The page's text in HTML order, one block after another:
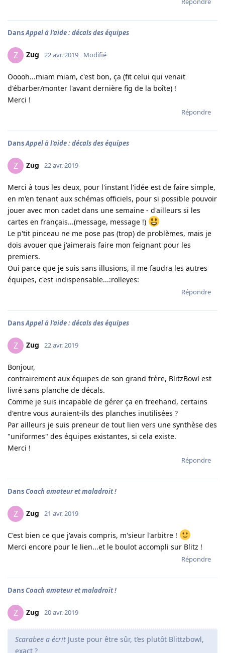
DansAppel à l'aide : décals des équipes
Z Zug 22 avr. 2019 Modifié
Ooooh...miam miam, c'est bon, ça (fit celui qui venait
d'ébarber/monter l'avant dernière fig de la boîte) !
Merci !
Répondre
DansAppel à l'aide : décals des équipes
Z Zug 22 avr. 2019
Merci à tous les deux, pour l'instant l'idée est de faire simple,
en m'en tenant aux schémas officiels, pour si possible pouvoir
jouer avec mon cadet dans une semaine - d'ailleurs si les
cartes en français...(message, message !)
Le p'tit pinceau ne me pose pas (trop) de problèmes, mais je
dois avouer que j'aimerais faire mon feignant pour les
premiers.
Oui parce que je suis sans illusions, il me faudra les autres
équipes, c'est indispensable...:rolleyes:
Répondre
DansAppel à l'aide : décals des équipes
Z Zug 22 avr. 2019
Bonjour,
contrairement aux équipes de son grand frère, BlitzBowl est
livré sans planche de décals.
Comme je suis incapable de gérer ça en freehand, certains
d'entre vous auraient-ils des planches inutilisées ?
Par ailleurs je suis preneur de tout lien vers une synthèse des
"uniformes" des équipes existantes, si cela existe.
Merci !
Répondre
DansCoach amateur et maladroit !
Z Zug 21 avr. 2019
C'est bien ce que j'avais compris, m'sieur l'arbitre !
Merci encore pour le lien...et le boulot accompli sur Blitz !
Répondre
DansCoach amateur et maladroit !
Z Zug 20 avr. 2019
Scarabee a écrit Juste pour être sûr, t’es plutôt Blittzbowl,
exact ?